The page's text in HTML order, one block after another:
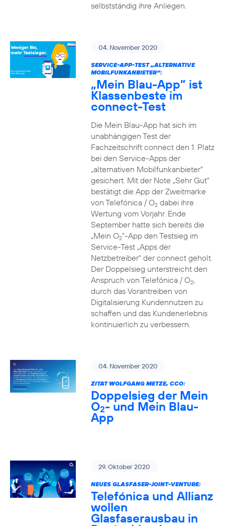
selbstständig ihre Anliegen.
04. November 2020
SERVICE-APP-TEST „ALTERNATIVE
MOBILFUNKANBIETER“:
„Mein Blau-App” ist
Klassenbeste im
connect-Test
Die Mein Blau-App hat sich im
unabhängigen Test der
Fachzeitschrift connect den 1. Platz
bei den Service-Apps der
„alternativen Mobilfunkanbieter“
gesichert. Mit der Note „Sehr Gut“
bestätigt die App der Zweitmarke
von Telefónica / O2dabei ihre
Wertung vom Vorjahr. Ende
September hatte sich bereits die
„Mein O2“-App den Testsieg im
Service-Test „Apps der
Netzbetreiber“ der connect geholt.
Der Doppelsieg unterstreicht den
Anspruch von Telefónica / O2,
durch das Vorantreiben von
Digitalisierung Kundennutzen zu
schaffen und das Kundenerlebnis
kontinuierlich zu verbessern.
04. November 2020
ZITAT WOLFGANG METZE, CCO:
Doppelsieg der Mein
O2- und Mein Blau-
App
29. Oktober 2020
NEUES GLASFASER-JOINT-VENTURE:
Telefónica und Allianz
wollen
Glasfaserausbau in